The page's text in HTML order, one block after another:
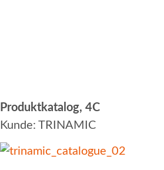
Produktkatalog, 4C
Kunde: TRINAMIC